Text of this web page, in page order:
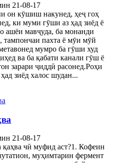
21-08-17
он кӯшиш накунед, ҳеҷ гоҳ
ки муми гӯши аз ҳад зиёд ё
ашёи мавҷуда, ба монанди
тампончаи пахта ё мӯи мӯй
мумро ба гӯши худ
ва ба қабати канали гӯш ё
зарари ҷиддӣ расонед.Роҳи
зиёд халос шудан...
21-08-17
қаҳва чӣ муфид аст?1. Кофеин
муҳимтарин фермент